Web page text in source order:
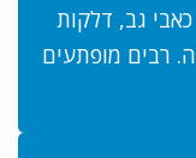
גב, דלקות
רבים מופתעים